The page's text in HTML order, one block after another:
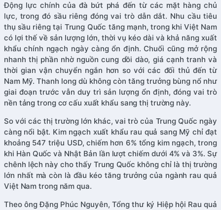
Động lực chính của đà bứt phá đến từ các mặt hàng chủ
lực, trong đó sầu riêng đóng vai trò dẫn dắt. Nhu cầu tiêu
thụ sầu riêng tại Trung Quốc tăng mạnh, trong khi Việt Nam
có lợi thế về sản lượng lớn, thời vụ kéo dài và khả năng xuất
khẩu chính ngạch ngày càng ổn định. Chuối cũng mở rộng
nhanh thị phần nhờ nguồn cung dồi dào, giá cạnh tranh và
thời gian vận chuyển ngắn hơn so với các đối thủ đến từ
Nam Mỹ. Thanh long dù không còn tăng trưởng bùng nổ như
giai đoạn trước vẫn duy trì sản lượng ổn định, đóng vai trò
nền tảng trong cơ cấu xuất khẩu sang thị trường này.
So với các thị trường lớn khác, vai trò của Trung Quốc ngày
càng nổi bật. Kim ngạch xuất khẩu rau quả sang Mỹ chỉ đạt
khoảng 547 triệu USD, chiếm hơn 6% tổng kim ngạch, trong
khi Hàn Quốc và Nhật Bản lần lượt chiếm dưới 4% và 3%. Sự
chênh lệch này cho thấy Trung Quốc không chỉ là thị trường
lớn nhất mà còn là đầu kéo tăng trưởng của ngành rau quả
Việt Nam trong năm qua.
Theo ông Đặng Phúc Nguyên, Tổng thư ký Hiệp hội Rau quả